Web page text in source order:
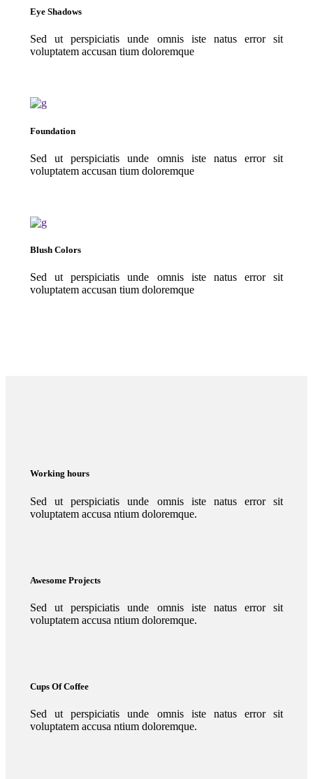
Eye Shadows
Sed ut perspiciatis unde omnis iste natus error sit
voluptatem accusan tium doloremque
Foundation
Sed ut perspiciatis unde omnis iste natus error sit
voluptatem accusan tium doloremque
Blush Colors
Sed ut perspiciatis unde omnis iste natus error sit
voluptatem accusan tium doloremque
Working hours
Sed ut perspiciatis unde omnis iste natus error sit
voluptatem accusa ntium doloremque.
Awesome Projects
Sed ut perspiciatis unde omnis iste natus error sit
voluptatem accusa ntium doloremque.
Cups Of Coffee
Sed ut perspiciatis unde omnis iste natus error sit
voluptatem accusa ntium doloremque.